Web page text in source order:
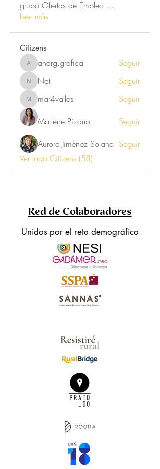
grupo Ofertas de Empleo ...
Leer más
Citizens
anarg.grafica
anarg.grafica Seguir
NatNat Seguir
mar4valles
mar4valles Seguir
Marlene Pizarro Seguir
Aurora Jiménez Solano Seguir
Ver todo Citizens (58)
Red de Colaboradores
Unidos por el reto demográfico